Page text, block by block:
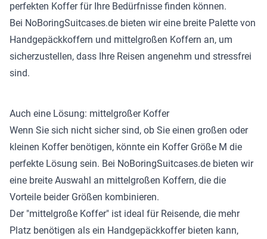
perfekten Koffer für Ihre Bedürfnisse finden können.
Bei NoBoringSuitcases.de bieten wir eine breite Palette von
Handgepäckkoffern und mittelgroßen Koffern an, um
sicherzustellen, dass Ihre Reisen angenehm und stressfrei
sind.
Auch eine Lösung: mittelgroßer Koffer
Wenn Sie sich nicht sicher sind, ob Sie einen großen oder
kleinen Koffer benötigen, könnte ein Koffer Größe M die
perfekte Lösung sein. Bei NoBoringSuitcases.de bieten wir
eine breite Auswahl an mittelgroßen Koffern, die die
Vorteile beider Größen kombinieren.
Der "mittelgroße Koffer" ist ideal für Reisende, die mehr
Platz benötigen als ein Handgepäckkoffer bieten kann,